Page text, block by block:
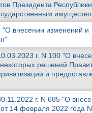
Президента Республики
"О внесении изменений и
г. N 100 "О
решений
и
г. N 685 "О
14 февраля 2022 года